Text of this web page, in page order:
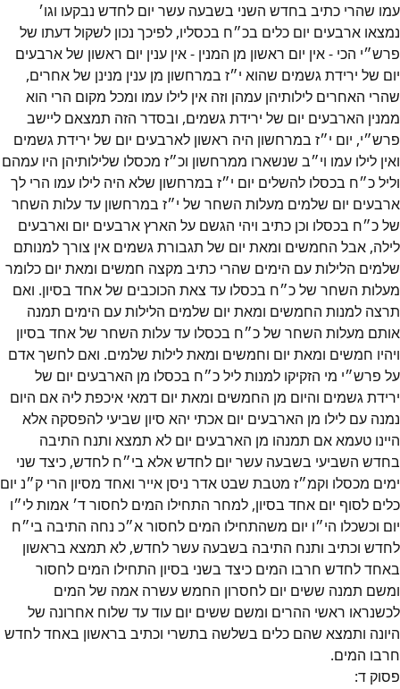
נמצאו ארבעים יום כלים בכ״‎ח בכסליו, לפיכך נכון לשקול דעתו של
פרש״‎י הכי - אין יום ראשון מן המנין - אין ענין יום ראשון של ארבעים
יום של ירידת גשמים שהוא י״‎ז במרחשון מן ענין מנינן של אחרים,
שהרי האחרים לילותיהן עמהן וזה אין לילו עמו ומכל מקום הרי הוא
ממנין הארבעים יום של ירידת גשמים, ובסדר הזה תמצאם ליישב
פרש״‎י, יום י״‎ז במרחשון היה ראשון לארבעים יום של ירידת גשמים
ואין לילו עמו וי״‎ב שנשארו ממרחשון וכ״‎ז מכסלו שלילותיהן היו עמהם
וליל כ״‎ח בכסלו להשלים יום י״‎ז במרחשון שלא היה לילו עמו הרי לך
ארבעים יום שלמים מעלות השחר של י״‎ז במרחשון עד עלות השחר
של כ״‎ח בכסלו וכן כתיב ויהי הגשם על הארץ ארבעים יום וארבעים
לילה, אבל החמשים ומאת יום של תגבורת גשמים אין צורך למנותם
שלמים הלילות עם הימים שהרי כתיב מקצה חמשים ומאת יום כלומר
מעלות השחר של כ״‎ח בכסלו עד צאת הכוכבים של אחד בסיון. ואם
תרצה למנות החמשים ומאת יום שלמים הלילות עם הימים תמנה
אותם מעלות השחר של כ״‎ח בכסלו עד עלות השחר של אחד בסיון
ויהיו חמשים ומאת יום וחמשים ומאת לילות שלמים. ואם לחשך אדם
על פרש״‎י מי הזקיקו למנות ליל כ״‎ח בכסלו מן הארבעים יום של
ירידת גשמים והיום מן החמשים ומאת יום דמאי איכפת ליה אם היום
נמנה עם לילו מן הארבעים יום אכתי יהא סיון שביעי להפסקה אלא
היינו טעמא אם תמנהו מן הארבעים יום לא תמצא ותנח התיבה
בחדש השביעי בשבעה עשר יום לחדש אלא בי״‎ח לחדש, כיצד שני
ימים מכסלו וקמ״‎ז מטבת שבט אדר ניסן אייר ואחד מסיון הרי ק״‎נ יום
כלים לסוף יום אחד בסיון, למחר התחילו המים לחסור ד׳‎ אמות לי״‎ו
יום וכשכלו הי״‎ו יום משהתחילו המים לחסור א״‎כ נחה התיבה בי״‎ח
לחדש וכתיב ותנח התיבה בשבעה עשר לחדש, לא תמצא בראשון
באחד לחדש חרבו המים כיצד בשני בסיון התחילו המים לחסור
ומשם תמנה ששים יום לחסרון החמש עשרה אמה של המים
לכשנראו ראשי ההרים ומשם ששים יום עוד עד שלוח אחרונה של
היונה ותמצא שהם כלים בשלשה בתשרי וכתיב בראשון באחד לחדש
חרבו המים.
פסוק ד: